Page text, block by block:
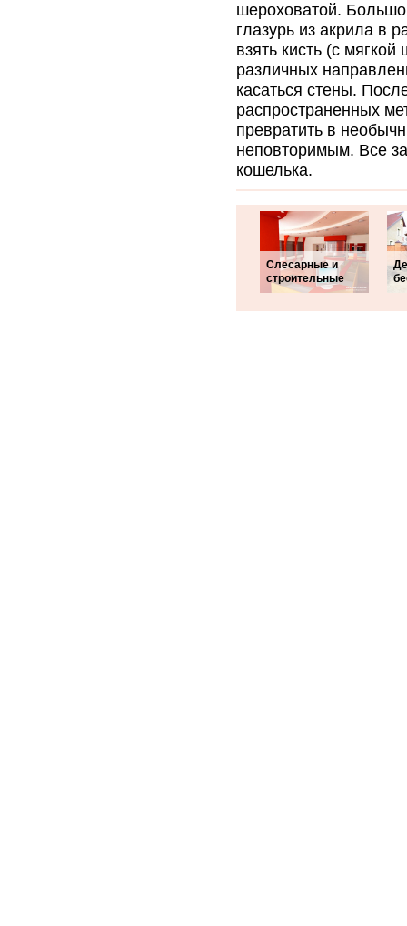
шероховатой.
глазурь из акрила в
взять кисть (с
различных
касаться стены.
распространенных
превратить в
неповторимым. Все
кошелька.
Слесарные и
строительные